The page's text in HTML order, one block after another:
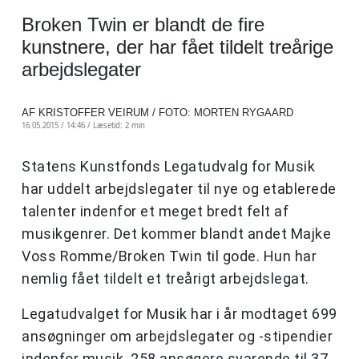
Broken Twin er blandt de fire
kunstnere, der har fået tildelt treårige
arbejdslegater
AF KRISTOFFER VEIRUM / FOTO: MORTEN RYGAARD
16.05.2015 / 14:46 / Læsetid: 2 min
Statens Kunstfonds Legatudvalg for Musik
har uddelt arbejdslegater til nye og etablerede
talenter indenfor et meget bredt felt af
musikgenrer. Det kommer blandt andet Majke
Voss Romme/Broken Twin til gode. Hun har
nemlig fået tildelt et treårigt arbejdslegat.
Legatudvalget for Musik har i år modtaget 699
ansøgninger om arbejdslegater og -stipendier